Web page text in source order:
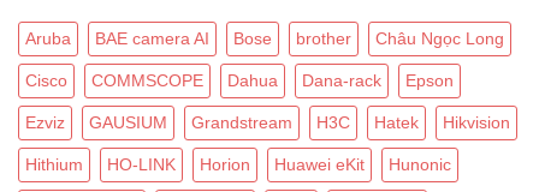
Aruba BAE camera AI Bose brother Châu Ngọc Long
Cisco COMMSCOPE Dahua Dana-rack Epson
Ezviz GAUSIUM Grandstream H3C Hatek Hikvision
Hithium HO-LINK Horion Huawei eKit Hunonic